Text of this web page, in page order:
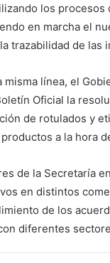
los procesos
en marcha el
trazabilidad de las
misma línea, el
Oficial la
de rotulados y
a la hora
de la Secretaría
en distintos
de los
diferentes